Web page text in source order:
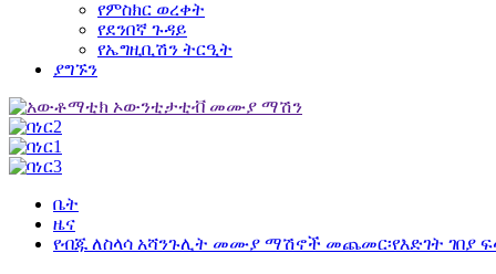
የምስክር ወረቀት
የደንበኛ ጉዳይ
የኤግዚቢሽን ትርዒት
ያግኙን
ቤት
ዜና
የብጁ ለስላሳ አሻንጉሊት መሙያ ማሽኖች መጨመር፡የእድገት ገበያ